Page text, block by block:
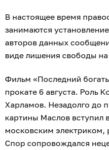
В настоящее время
занимаются
авторов данных
виде лишения свободы на
Фильм «Последний
прокате 6 августа. Роль
Харламов. Незадолго до
картины Маслов вступил
московским
Спор сопровождался